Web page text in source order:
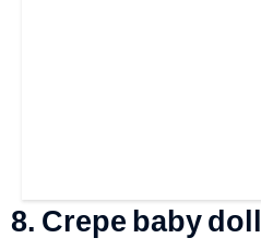
8. Crepe baby doll